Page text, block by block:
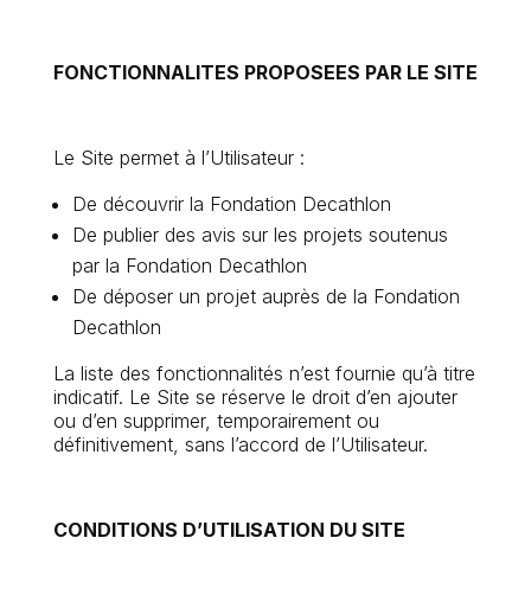
FONCTIONNALITES PROPOSEES PAR LE SITE
Le Site permet à l’Utilisateur :
De découvrir la Fondation Decathlon
De publier des avis sur les projets soutenus
par la Fondation Decathlon
De déposer un projet auprès de la Fondation
Decathlon
La liste des fonctionnalités n’est fournie qu’à titre
indicatif. Le Site se réserve le droit d’en ajouter
ou d’en supprimer, temporairement ou
définitivement, sans l’accord de l’Utilisateur.
CONDITIONS D’UTILISATION DU SITE